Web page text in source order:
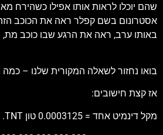
שהם יוכלו לראות אותו אפילו כשהירח
באותו ערב, ראה את הרגע שבו כוכב מת,
בואו נחזור לשאלה המקורית שלנו –
אז קצת חישובים:
מקל דינמיט אחד = 0.0003125 טון TNT.